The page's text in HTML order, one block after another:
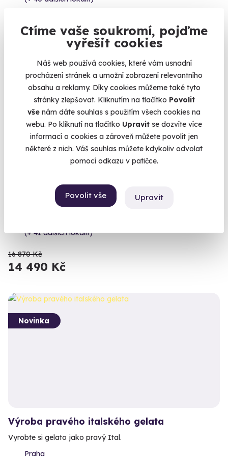
Ctíme vaše soukromí, pojďme
vyřešit cookies
Náš web používá cookies, které vám usnadní
procházení stránek a umožní zobrazení relevantního
obsahu a reklamy. Díky cookies můžeme také tyto
stránky zlepšovat. Kliknutím na tlačítko Povolit
vše nám dáte souhlas s použitím všech cookies na
webu. Po kliknutí na tlačítko Upravit se dozvíte více
informací o cookies a zároveň můžete povolit jen
některé z nich. Váš souhlas můžete kdykoliv odvolat
pomocí odkazu v patičce.
Povolit vše Upravit
2 590 Kč
Volný termín už 07. 08. 2026
AKCE
Soukromý let balónem pro dva
Romantický vyhlídkový let kdekoliv v ČR.
(+ 41 dalších lokalit)
16 870 Kč
14 490 Kč
Novinka
Výroba pravého italského gelata
Vyrobte si gelato jako pravý Ital.
Praha